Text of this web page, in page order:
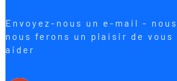
Envoyez-nous un e-mail - nous
nous ferons un plaisir de vous
aider